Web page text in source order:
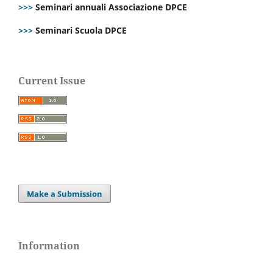
>>> Seminari annuali Associazione DPCE
>>> Seminari Scuola DPCE
Current Issue
Make a Submission
Information